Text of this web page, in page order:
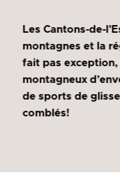
Les Cantons-de-
montagnes et la
fait pas exception,
montagneux
de sports de
comblés!